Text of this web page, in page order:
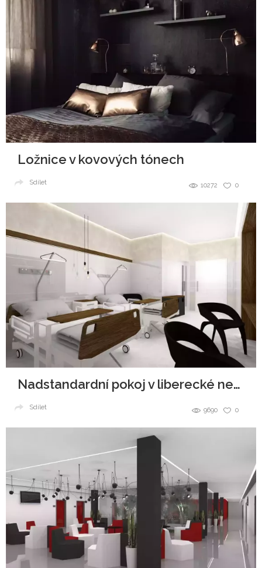
Ložnice v kovových tónech
0
10272
Sdílet
Nadstandardní pokoj v liberecké nemocnici
0
9690
Sdílet